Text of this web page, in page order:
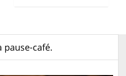
pause-café.